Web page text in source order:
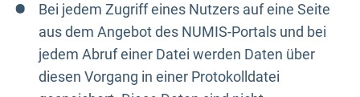
Bei jedem Zugriff eines Nutzers auf eine Seite
aus dem Angebot des NUMIS-Portals und bei
jedem Abruf einer Datei werden Daten über
diesen Vorgang in einer Protokolldatei